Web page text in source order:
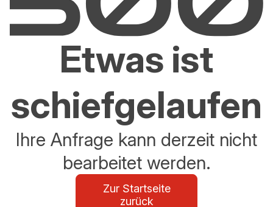
Etwas ist
schiefgelaufen
Ihre Anfrage kann derzeit nicht
bearbeitet werden.
Zur Startseite
zurück